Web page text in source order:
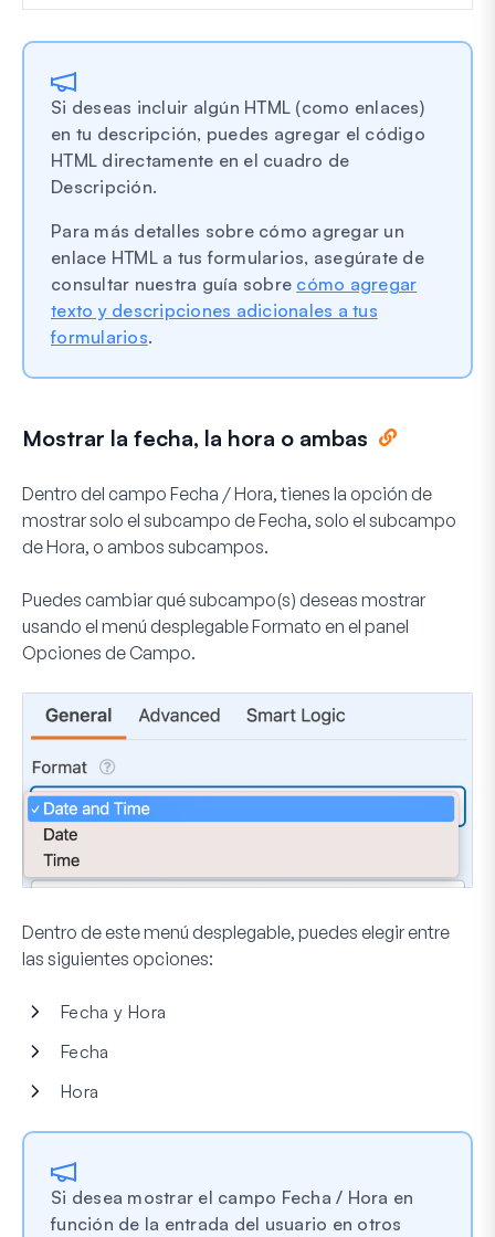
Si deseas incluir algún HTML (como enlaces)
en tu descripción, puedes agregar el código
HTML directamente en el cuadro de
Descripción.
Para más detalles sobre cómo agregar un
enlace HTML a tus formularios, asegúrate de
consultar nuestra guía sobre cómo agregar
texto y descripciones adicionales a tus
formularios.
Mostrar la fecha, la hora o ambas
Dentro del campo Fecha / Hora, tienes la opción de
mostrar solo el subcampo de Fecha, solo el subcampo
de Hora, o ambos subcampos.
Puedes cambiar qué subcampo(s) deseas mostrar
usando el menú desplegableFormato en el panel
Opciones de Campo.
Dentro de este menú desplegable, puedes elegir entre
las siguientes opciones:
Fecha y Hora
Fecha
Hora
Si desea mostrar el campo Fecha / Hora en
función de la entrada del usuario en otros